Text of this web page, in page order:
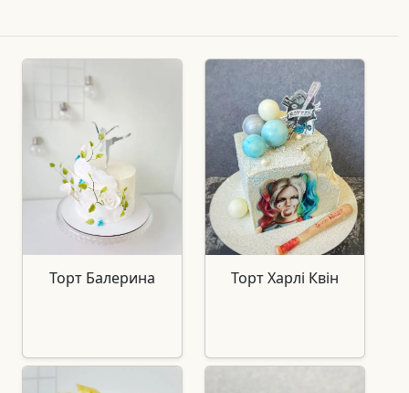
Торт Балерина Торт Харлі Квін